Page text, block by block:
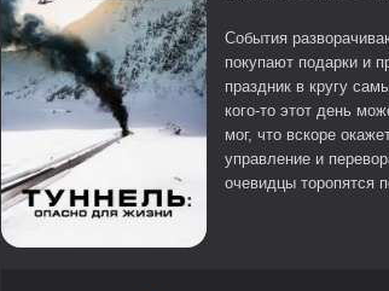
События
покупают подарки и
праздник в кругу
кого-то этот день
мог, что вскоре
управление и
очевидцы торопятся